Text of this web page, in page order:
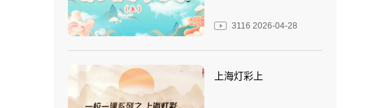
3116 2026-04-28
上海灯彩上